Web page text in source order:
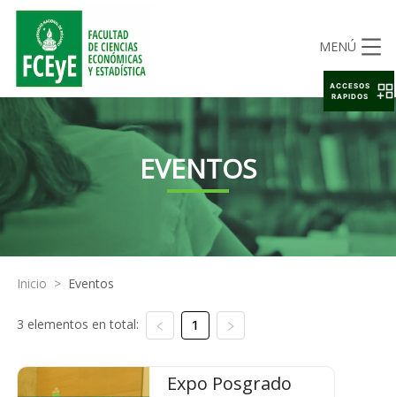
MENÚ
EVENTOS
Inicio > Eventos
3 elementos en total: 1
Expo Posgrado
ACCESOS
RAPIDOS